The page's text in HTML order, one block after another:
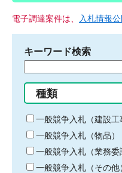
電子調達案件は、 入札情報
キーワード検索
る
キ
ー
ワ
ー
ド
種類
一般競争入札（建設工
一般競争入札（物品）
一般競争入札（業務委
一般競争入札（その他